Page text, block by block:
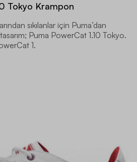
Tokyo Krampon
sıkılanlar için Puma’dan
Puma PowerCat 1.10 Tokyo.
1.